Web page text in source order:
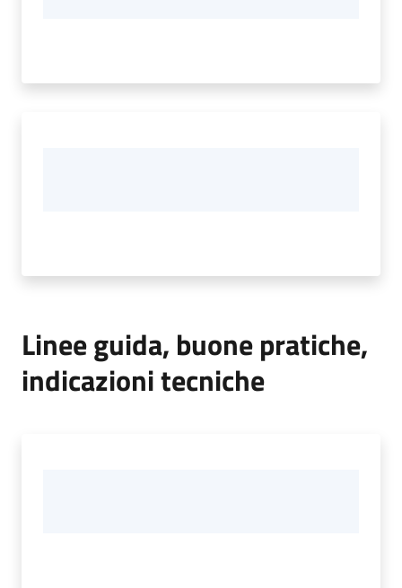
Linee guida, buone pratiche,
indicazioni tecniche